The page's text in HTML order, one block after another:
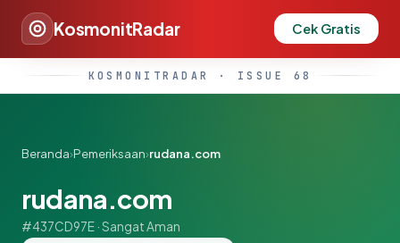
KosmonitRadar Cek Gratis
KOSMONITRADAR · ISSUE 68
Beranda›Pemeriksaan›rudana.com
rudana.com
#437CD97E · Sangat Aman